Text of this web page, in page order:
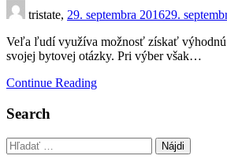
tristate, 29. septembra 201629.
Veľa ľudí využíva možnosť získať výhodnú
svojej bytovej otázky. Pri výber však…
Continue Reading
Search
Hľadať: